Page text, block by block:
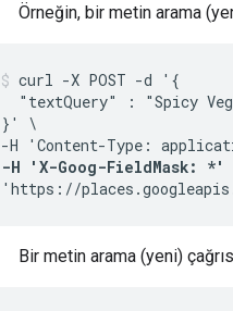
Örneğin, bir metin arama
curl -X POST -d '{
"textQuery" : "Spicy
}' \
-H 'Content-Type:
-H 'X-Goog-FieldMask: *'
'https://
Bir metin arama (yeni)